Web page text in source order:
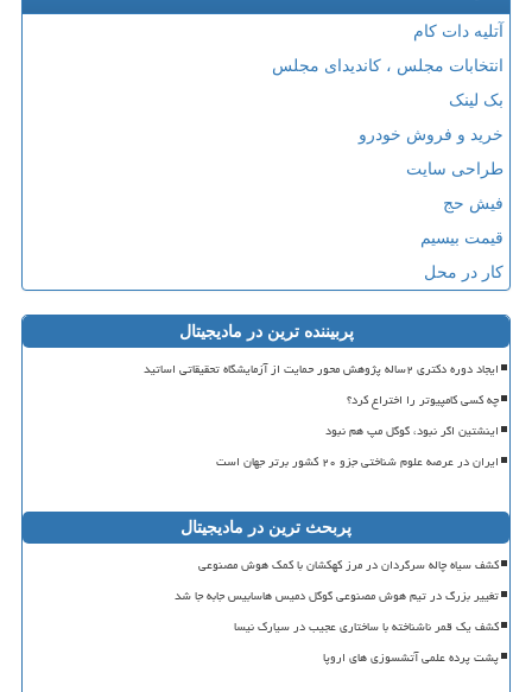
آتلیه دات کام
انتخابات مجلس ، کاندیدای مجلس
بک لینک
خرید و فروش خودرو
طراحی سایت
فیش حج
قیمت بیسیم
کار در محل
پربیننده ترین در مادیجیتال
ایجاد دوره دکتری ۲ساله پژوهش محور حمایت از آزمایشگاه تحقیقاتی اساتید
چه کسی کامپیوتر را اختراع کرد؟
اینشتین اگر نبود، گوگل مپ هم نبود
ایران در عرصه علوم شناختی جزو ۲۰ کشور برتر جهان است
پربحث ترین در مادیجیتال
کشف سیاه چاله سرگردان در مرز کهکشان با کمک هوش مصنوعی
تغییر بزرگ در تیم هوش مصنوعی گوگل دمیس هاسابیس جابه جا شد
کشف یک قمر ناشناخته با ساختاری عجیب در سیارک نیسا
پشت پرده علمی آتشسوزی های اروپا